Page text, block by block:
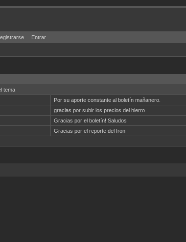
Entrar
tema
Por su aporte constante al boletín mañanero.
gracias por subir los precios del hierro
Gracias por el boletín! Saludos
Gracias por el reporte del Iron